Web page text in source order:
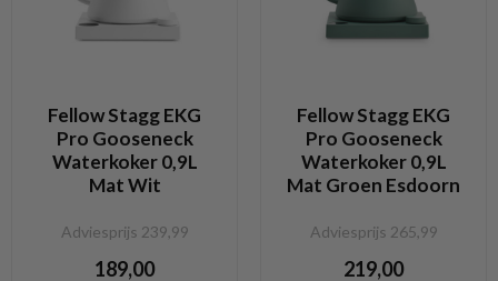
Fellow Stagg EKG
Pro Gooseneck
Waterkoker 0,9L
Mat Wit
Adviesprijs 239,99
189,00
Fellow Stagg EKG
Pro Gooseneck
Waterkoker 0,9L
Mat Groen Esdoorn
Adviesprijs 265,99
219,00